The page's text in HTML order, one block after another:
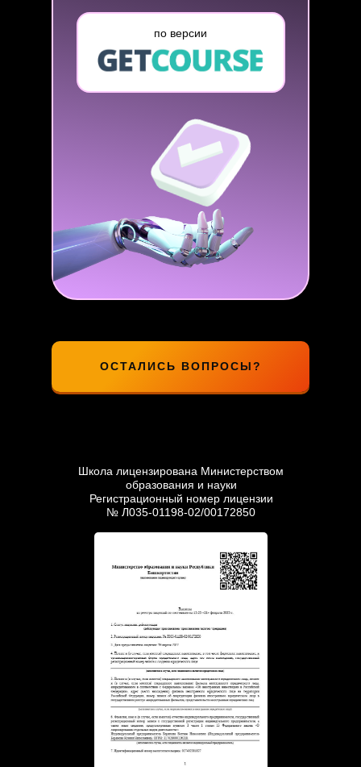
по версии
ОСТАЛИСЬ ВОПРОСЫ?
Школа лицензирована Министерством
образования и науки
Регистрационный номер лицензии
№ Л035-01198-02/00172850